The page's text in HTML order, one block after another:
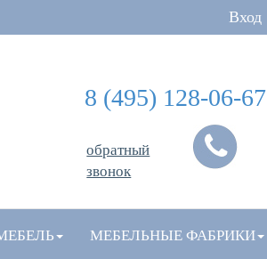
Вход
8 (495) 128-06-67
обратный
звонок
МЕБЕЛЬНЫЕ ФАБРИКИ